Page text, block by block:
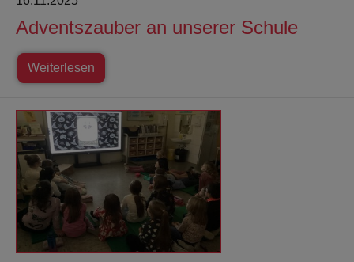
Adventszauber an unserer Schule
Weiterlesen